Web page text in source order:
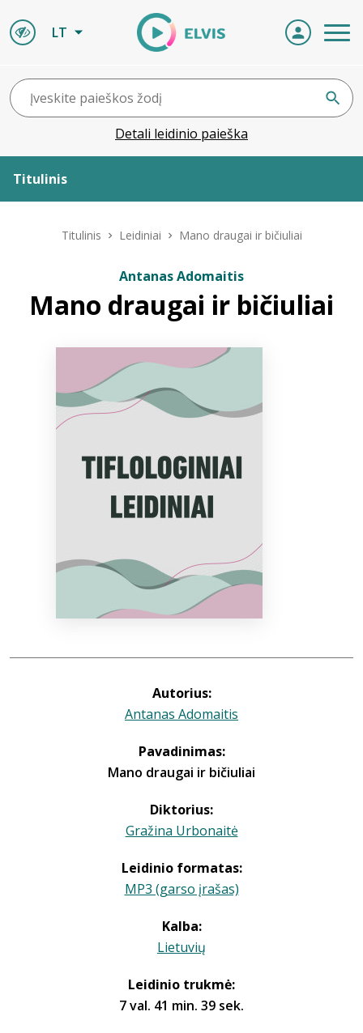
LT
Detali leidinio paieška
Titulinis
ELVIS atvyksta
Bibliotekoms
info@elvislab.lt
Titulinis Leidiniai Mano draugai ir bičiuliai
Antanas Adomaitis
Mano draugai ir bičiuliai
Autorius:
Antanas Adomaitis
Pavadinimas:
Mano draugai ir bičiuliai
Diktorius:
Gražina Urbonaitė
Leidinio formatas:
MP3 (garso įrašas)
Kalba:
Lietuvių
Leidinio trukmė:
7 val. 41 min. 39 sek.